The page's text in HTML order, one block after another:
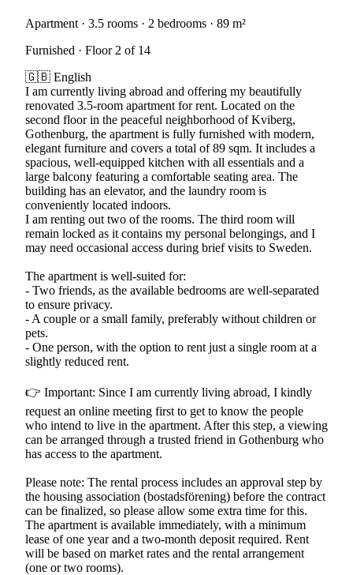
Apartment · 3.5 rooms · 2 bedrooms · 89 m²
Furnished · Floor 2 of 14
🇬🇧 English
I am currently living abroad and offering my beautifully
renovated 3.5-room apartment for rent. Located on the
second floor in the peaceful neighborhood of Kviberg,
Gothenburg, the apartment is fully furnished with modern,
elegant furniture and covers a total of 89 sqm. It includes a
spacious, well-equipped kitchen with all essentials and a
large balcony featuring a comfortable seating area. The
building has an elevator, and the laundry room is
conveniently located indoors.
I am renting out two of the rooms. The third room will
remain locked as it contains my personal belongings, and I
may need occasional access during brief visits to Sweden.
The apartment is well-suited for:
- Two friends, as the available bedrooms are well-separated
to ensure privacy.
- A couple or a small family, preferably without children or
pets.
- One person, with the option to rent just a single room at a
slightly reduced rent.
👉 Important: Since I am currently living abroad, I kindly
request an online meeting first to get to know the people
who intend to live in the apartment. After this step, a viewing
can be arranged through a trusted friend in Gothenburg who
has access to the apartment.
Please note: The rental process includes an approval step by
the housing association (bostadsförening) before the contract
can be finalized, so please allow some extra time for this.
The apartment is available immediately, with a minimum
lease of one year and a two-month deposit required. Rent
will be based on market rates and the rental arrangement
(one or two rooms).